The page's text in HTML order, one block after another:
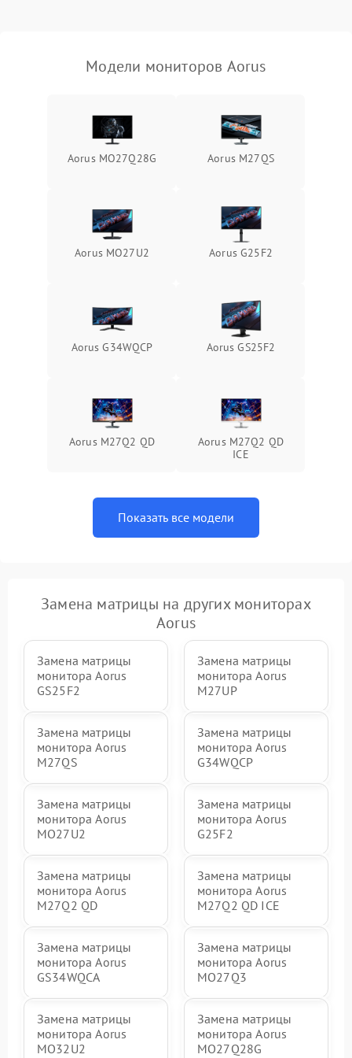
Неисправность системы
перенапряжения
защиты от замыкания
Подробнее →
Повреждение системы
Подробнее →
защиты от перегрева
Подробнее →
Поломка системы защиты
Поломка системы защиты
от замыкания
Подробнее →
Модели мониторов Aorus
Aorus MO27Q28G Aorus M27QS
Aorus MO27U2 Aorus G25F2
Aorus G34WQCP Aorus GS25F2
Aorus M27Q2 QD
Aorus M27Q2 QD
ICE
Показать все модели
Замена матрицы на других мониторах
Aorus
Замена матрицы
монитора Aorus
GS25F2
Замена матрицы
монитора Aorus
M27UP
Замена матрицы
монитора Aorus
M27QS
Замена матрицы
монитора Aorus
G34WQCP
Замена матрицы
монитора Aorus
MO27U2
Замена матрицы
монитора Aorus
G25F2
Замена матрицы
монитора Aorus
M27Q2 QD
Замена матрицы
монитора Aorus
M27Q2 QD ICE
Замена матрицы
монитора Aorus
GS34WQCA
Замена матрицы
монитора Aorus
MO27Q3
Замена матрицы
монитора Aorus
MO32U2
Замена матрицы
монитора Aorus
MO27Q28G